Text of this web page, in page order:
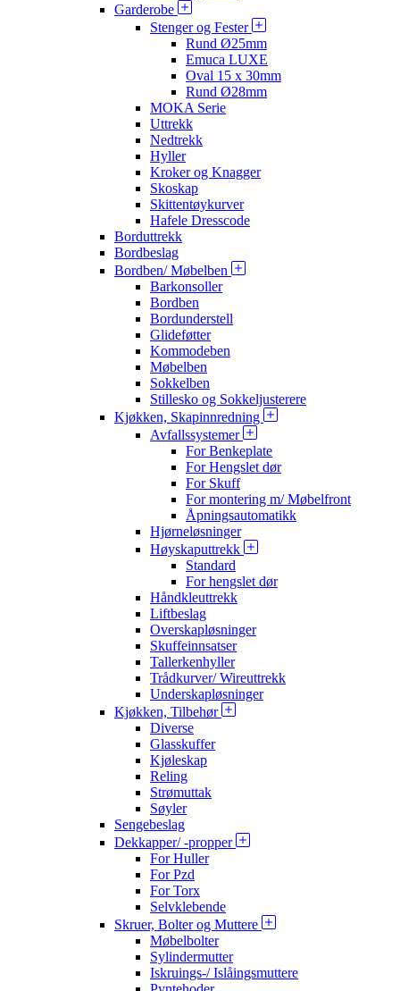
Garderobe
Stenger og Fester
Rund Ø25mm
Emuca LUXE
Oval 15 x 30mm
Rund Ø28mm
MOKA Serie
Uttrekk
Nedtrekk
Hyller
Kroker og Knagger
Skoskap
Skittentøykurver
Hafele Dresscode
Borduttrekk
Bordbeslag
Bordben/ Møbelben
Barkonsoller
Bordben
Bordunderstell
Glideføtter
Kommodeben
Møbelben
Sokkelben
Stillesko og Sokkeljusterere
Kjøkken, Skapinnredning
Avfallssystemer
For Benkeplate
For Hengslet dør
For Skuff
For montering m/ Møbelfront
Åpningsautomatikk
Hjørneløsninger
Høyskaputtrekk
Standard
For hengslet dør
Håndkleuttrekk
Liftbeslag
Overskapløsninger
Skuffeinnsatser
Tallerkenhyller
Trådkurver/ Wireuttrekk
Underskapløsninger
Kjøkken, Tilbehør
Diverse
Glasskuffer
Kjøleskap
Reling
Strømuttak
Søyler
Sengebeslag
Dekkapper/ -propper
For Huller
For Pzd
For Torx
Selvklebende
Skruer, Bolter og Muttere
Møbelbolter
Sylindermutter
Iskruings-/ Islåingsmuttere